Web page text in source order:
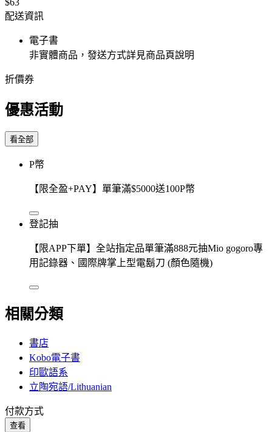
配送資訊
電子書
非實體商品，發送方式詳見商品頁說明
折價券
優惠活動
看全部
P幣
【限全盈+PAY】單筆滿$5000送100P幣
登記抽
【限APP下單】全站指定品單筆滿888元抽Mio gogoro專
用記錄器、國際牌掌上型電鬍刀 (顏色隨機)
相關分類
書店
Kobo電子書
印歐語系
立陶宛語/Lithuanian
付款方式
查看